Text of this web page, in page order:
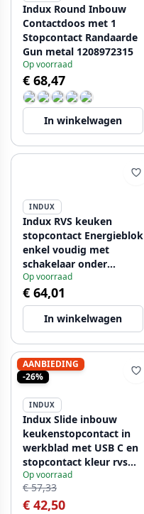
Indux Round Inbouw
Contactdoos met 1
Stopcontact Randaarde
Gun metal 1208972315
Op voorraad
€ 68,47
In winkelwagen
INDUX
Indux RVS keuken
stopcontact Energieblok
enkel voudig met
schakelaar onder
keukenkastje te
plaatsen in RVS
1156280162
Op voorraad
€ 64,01
In winkelwagen
AANBIEDING
-26%
INDUX
Indux Slide inbouw
keukenstopcontact in
werkblad met USB C en
stopcontact kleur rvs
1208957391
Op voorraad
€ 57,33
€ 42,50